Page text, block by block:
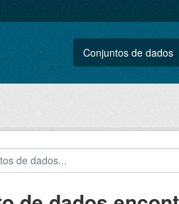
Conjuntos de dados